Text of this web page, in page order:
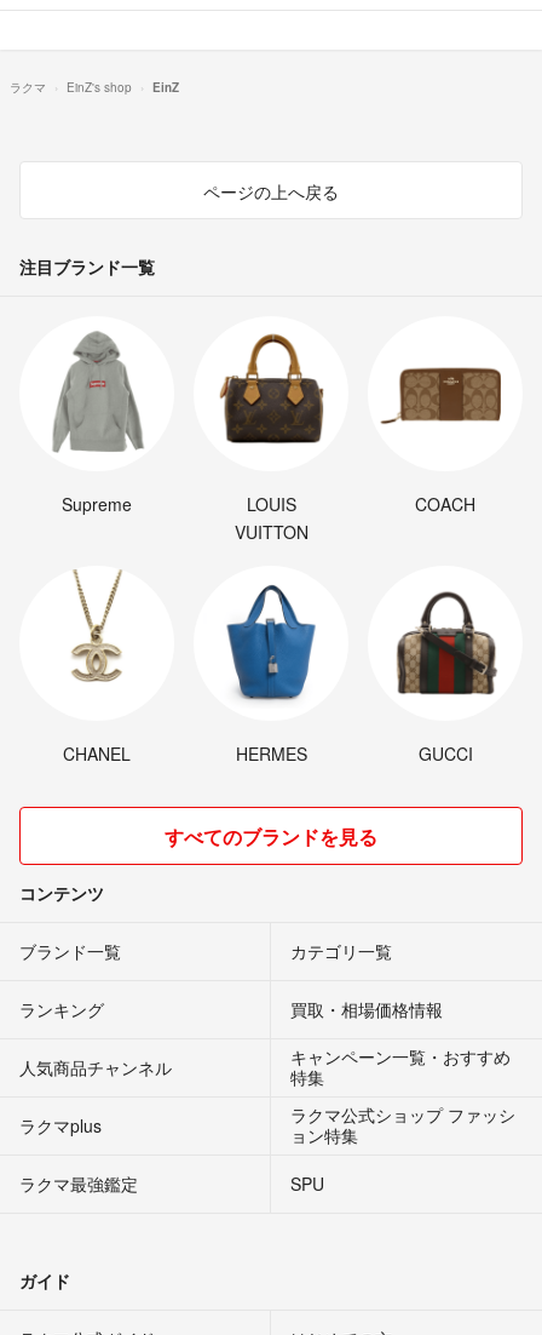
ラクマ EinZ's shop EinZ
ページの上へ戻る
注目ブランド一覧
Supreme
LOUIS
VUITTON
COACH
CHANEL HERMES GUCCI
すべてのブランドを見る
コンテンツ
ブランド一覧 カテゴリ一覧
ランキング 買取・相場価格情報
人気商品チャンネル
キャンペーン一覧・おすすめ
特集
ラクマplus
ラクマ公式ショップ ファッシ
ョン特集
ラクマ最強鑑定
SPU
ガイド